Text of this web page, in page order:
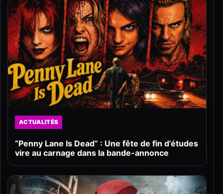
ACTUALITÉS
“Penny Lane Is Dead” : Une fête de fin d’études
vire au carnage dans la bande-annonce